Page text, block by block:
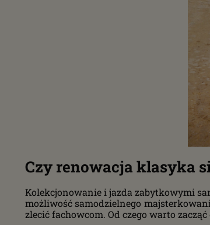
Czy renowacja klasyka
Kolekcjonowanie i jazda zabytkowymi
możliwość samodzielnego
zlecić fachowcom. Od czego warto